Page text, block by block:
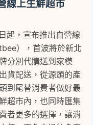
線上生鮮超市
起，宣布推出自營線
），首波將於新北
分別代購送到家模
貨配送，從源頭的產
到尾替消費者做好最
超市內，也同時匯集
者更多的選擇，讓消